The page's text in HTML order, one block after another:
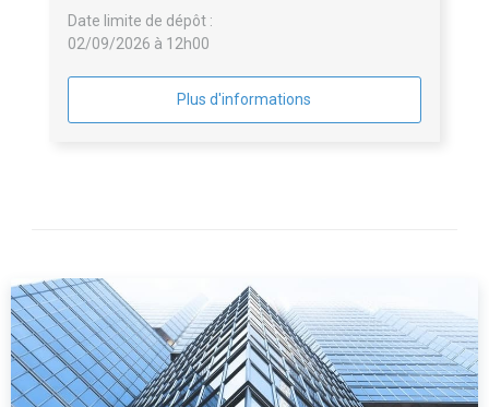
Date limite de dépôt :
02/09/2026 à 12h00
Plus d'informations